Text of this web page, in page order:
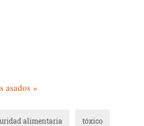
asados »
alimentaria tóxico